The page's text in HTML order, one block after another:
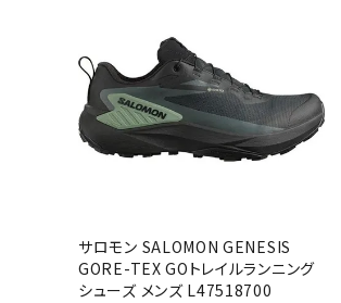
特定商取引法
プライバシーポリシー
サロモン SALOMON GENESIS
GORE-TEX GOトレイルランニング
シューズ メンズ L47518700